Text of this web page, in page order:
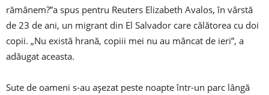
rămânem?”a spus pentru Reuters Elizabeth Avalos, în vârstă
de 23 de ani, un migrant din El Salvador care călătorea cu doi
copii. „Nu există hrană, copiii mei nu au mâncat de ieri”, a
adăugat aceasta.
Sute de oameni s-au așezat peste noapte într-un parc lângă